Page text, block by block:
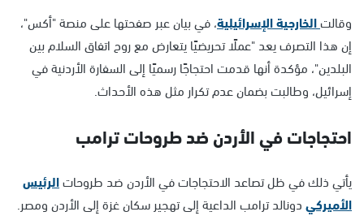
وقالتالخارجية الإسرائيلية، في بيان عبر صفحتها على منصة "أكس"،
إن هذا التصرف يعد "عملًا تحريضيًا يتعارض مع روح اتفاق السلام بين
البلدين"، مؤكدة أنها قدمت احتجاجًا رسميًا إلى السفارة الأردنية في
إسرائيل، وطالبت بضمان عدم تكرار مثل هذه الأحداث.
احتجاجات في الأردن ضد طروحات ترامب
يأتي ذلك في ظل تصاعد الاحتجاجات في الأردن ضد طروحاتالرئيس
الأميركيدونالد ترامب الداعية إلى تهجير سكان غزة إلى الأردن ومصر.